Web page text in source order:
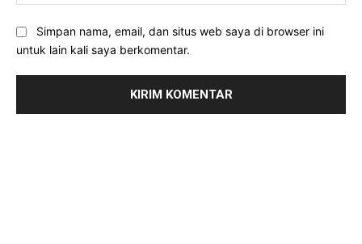
Simpan nama, email, dan situs web saya di browser ini
untuk lain kali saya berkomentar.